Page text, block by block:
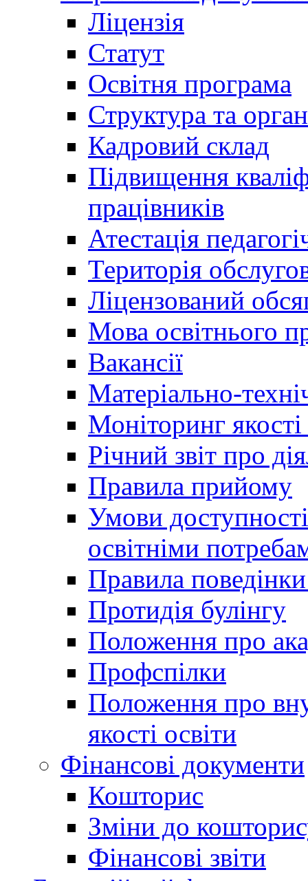
Ліцензія
Статут
Освітня програма
Структура та
Кадровий склад
Підвищення
працівників
Атестація
Територія
Ліцензований
Мова освітнього
Вакансії
Матеріально-
Моніторинг якості
Річний звіт про
Правила прийому
Умови
освітніми
Правила поведінки
Протидія булінгу
Положення про
Профспілки
Положення про
якості освіти
Фінансові документи
Кошторис
Зміни до
Фінансові звіти